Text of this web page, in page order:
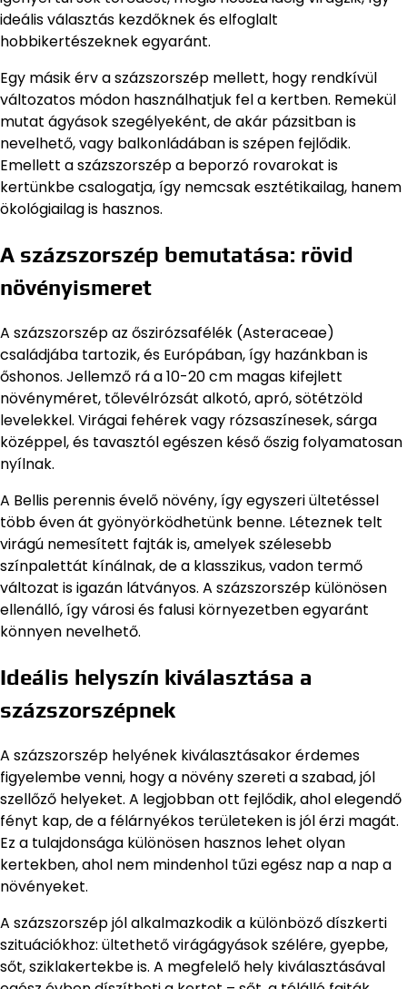
ideális választás kezdőknek és elfoglalt
hobbikertészeknek egyaránt.
Egy másik érv a százszorszép mellett, hogy rendkívül
változatos módon használhatjuk fel a kertben. Remekül
mutat ágyások szegélyeként, de akár pázsitban is
nevelhető, vagy balkonládában is szépen fejlődik.
Emellett a százszorszép a beporzó rovarokat is
kertünkbe csalogatja, így nemcsak esztétikailag, hanem
ökológiailag is hasznos.
A százszorszép bemutatása: rövid
növényismeret
A százszorszép az őszirózsafélék (Asteraceae)
családjába tartozik, és Európában, így hazánkban is
őshonos. Jellemző rá a 10-20 cm magas kifejlett
növényméret, tőlevélrózsát alkotó, apró, sötétzöld
levelekkel. Virágai fehérek vagy rózsaszínesek, sárga
középpel, és tavasztól egészen késő őszig folyamatosan
nyílnak.
A Bellis perennis évelő növény, így egyszeri ültetéssel
több éven át gyönyörködhetünk benne. Léteznek telt
virágú nemesített fajták is, amelyek szélesebb
színpalettát kínálnak, de a klasszikus, vadon termő
változat is igazán látványos. A százszorszép különösen
ellenálló, így városi és falusi környezetben egyaránt
könnyen nevelhető.
Ideális helyszín kiválasztása a
százszorszépnek
A százszorszép helyének kiválasztásakor érdemes
figyelembe venni, hogy a növény szereti a szabad, jól
szellőző helyeket. A legjobban ott fejlődik, ahol elegendő
fényt kap, de a félárnyékos területeken is jól érzi magát.
Ez a tulajdonsága különösen hasznos lehet olyan
kertekben, ahol nem mindenhol tűzi egész nap a nap a
növényeket.
A százszorszép jól alkalmazkodik a különböző díszkerti
szituációkhoz: ültethető virágágyások szélére, gyepbe,
sőt, sziklakertekbe is. A megfelelő hely kiválasztásával